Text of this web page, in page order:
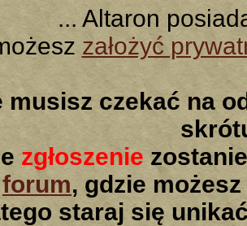
... Altaron
założyć
musisz czekać na
zgłoszenie
forum, gdzie
staraj się